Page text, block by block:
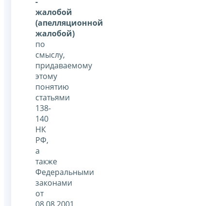
жалобой
(апелляционной
жалобой)
по
смыслу,
придаваемому
этому
понятию
статьями
138-
140
НК
РФ,
а
также
Федеральными
законами
от